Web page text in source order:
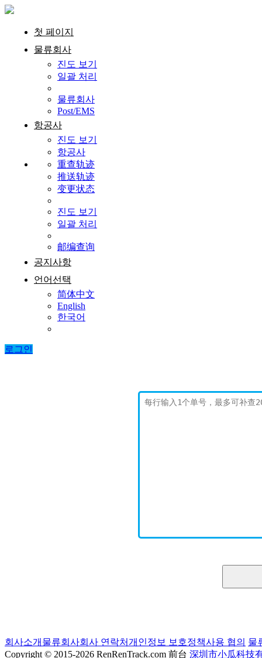
첫 페이지
물류회사
진도 보기
일괄 처리
물류회사
Post/EMS
항공사
진도 보기
항공사
重查轨迹
推送轨迹
变更状态
진도 보기
일괄 처리
邮编查询
공지사항
언어선택
简体中文
English
한국어
로그인
회사소개 물류회사회사 연락처개인정보 보호정책사용 협의 물
Copyright © 2015-2026 RenRenTrack.com 前台 深圳市小瓜科技